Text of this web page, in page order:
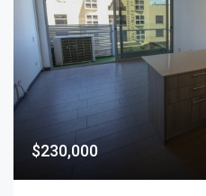
$230,000